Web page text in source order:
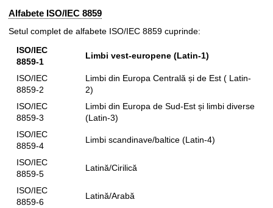
Alfabete ISO/IEC 8859
Setul complet de alfabete ISO/IEC 8859 cuprinde:
ISO/IEC
8859-1
Limbi vest-europene (Latin-1)
ISO/IEC
8859-2
Limbi din Europa Centrală și de Est ( Latin-
2)
ISO/IEC
8859-3
Limbi din Europa de Sud-Est și limbi diverse
(Latin-3)
ISO/IEC
8859-4
Limbi scandinave/baltice (Latin-4)
ISO/IEC
8859-5
Latină/Cirilică
ISO/IEC
8859-6
Latină/Arabă